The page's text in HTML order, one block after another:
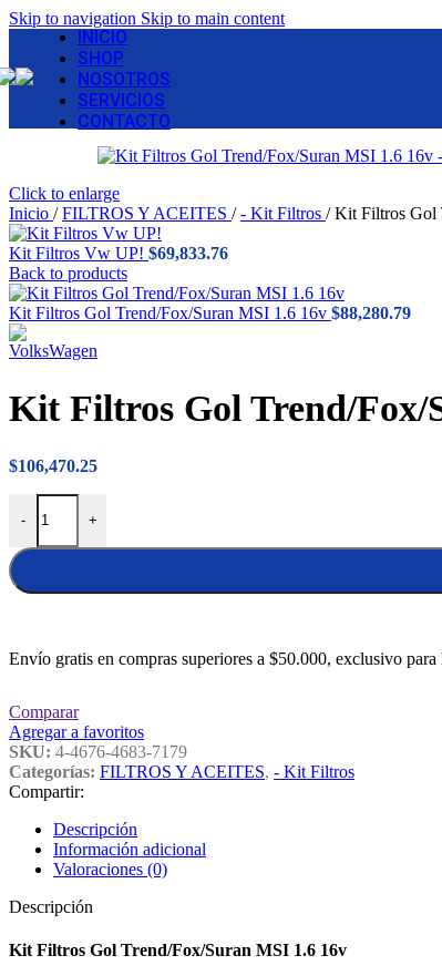
Skip to navigation Skip to main content
INICIO
SHOP
NOSOTROS
SERVICIOS
CONTACTO
Click to enlarge
Inicio / FILTROS Y ACEITES / - Kit Filtros / Kit Filtros Gol
Kit Filtros Vw UP! $69,833.76
Back to products
Kit Filtros Gol Trend/Fox/Suran MSI 1.6 16v $88,280.79
Kit Filtros Gol Trend/Fox/
$106,470.25
-
Kit Filtros Gol Trend/Fox/Suran MSI 1.6 16v cantidad
+
Envío gratis en compras superiores a $50.000, exclusivo para
Comparar
Agregar a favoritos
SKU: 4-4676-4683-7179
Categorías: FILTROS Y ACEITES, - Kit Filtros
Compartir:
Descripción
Información adicional
Valoraciones (0)
Descripción
Kit Filtros Gol Trend/Fox/Suran MSI 1.6 16v